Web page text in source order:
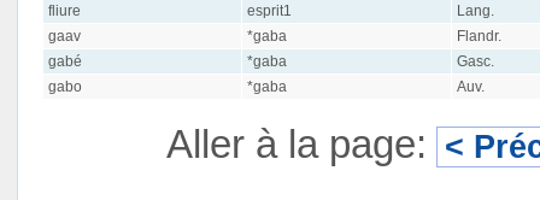
fliure
esprit1
Lang.
gaav
*gaba
Flandr.
gabé
*gaba
Gasc.
gabo
*gaba Auv.
Aller à la page: <